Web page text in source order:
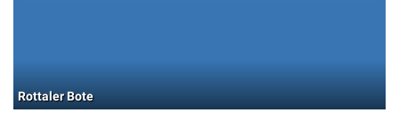
Rottaler Bote